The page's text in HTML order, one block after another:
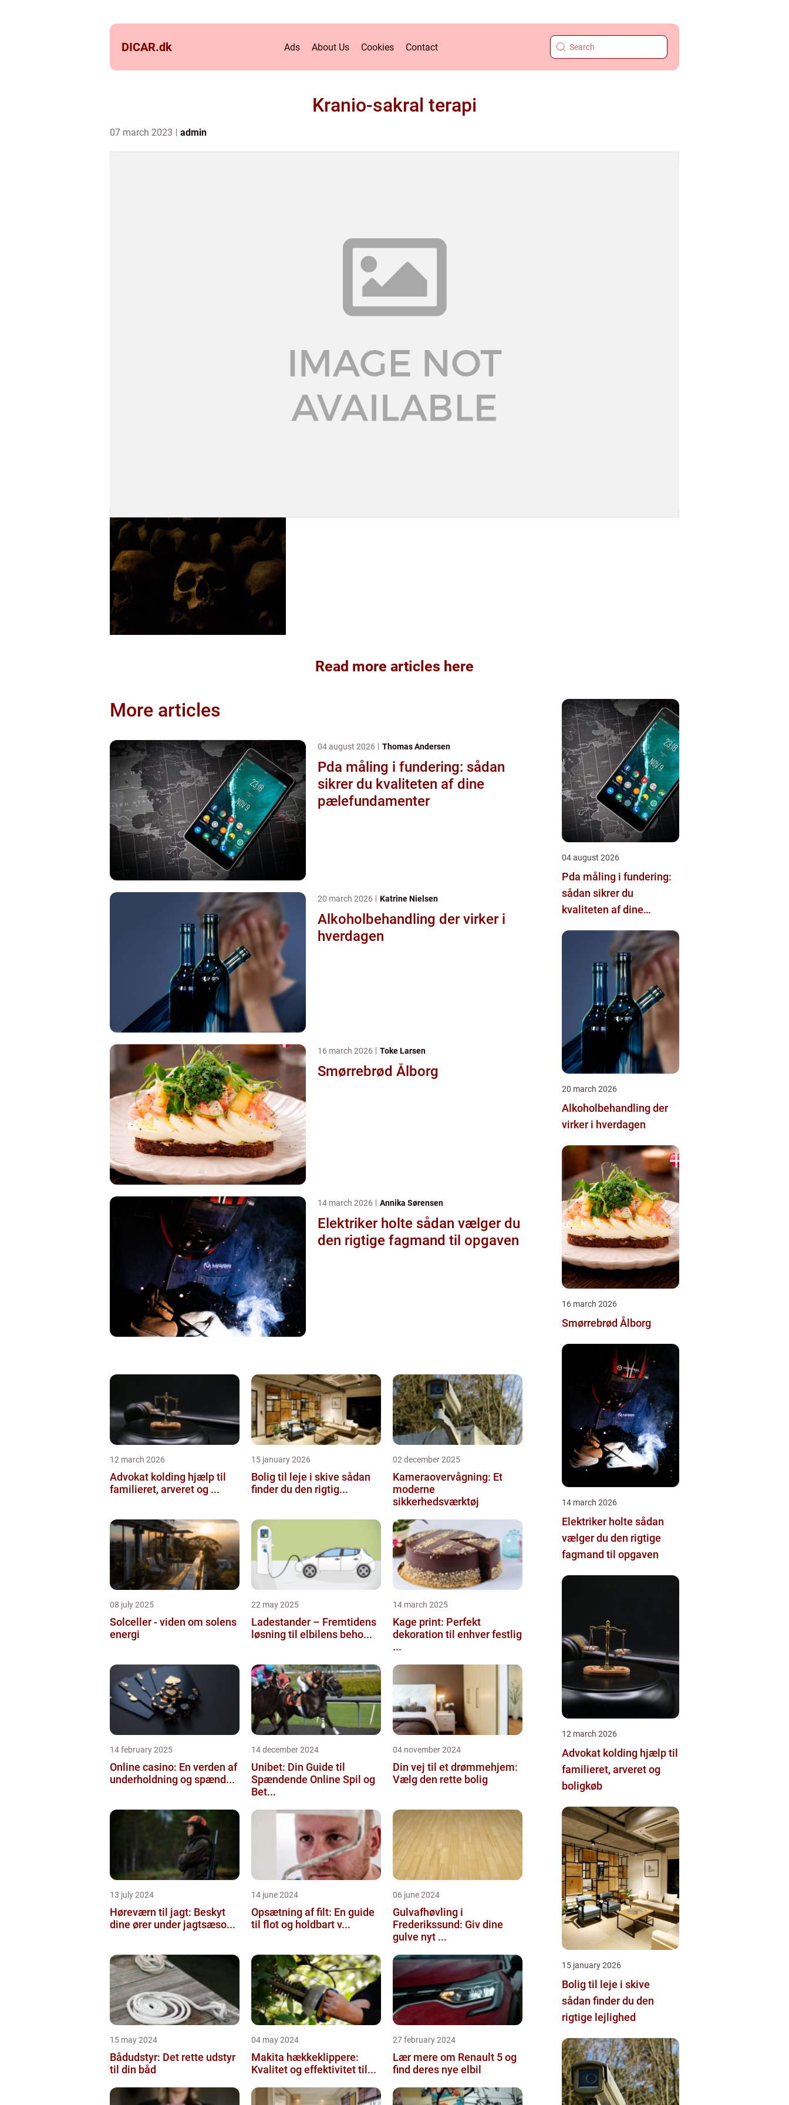
DICAR.dk Ads About Us Cookies Contact
Kranio-sakral terapi
07 march 2023 admin
Read more articles here
More articles
04 august 2026 Thomas Andersen
Pda måling i fundering: sådan
sikrer du kvaliteten af dine
pælefundamenter
20 march 2026 Katrine Nielsen
Alkoholbehandling der virker i
hverdagen
16 march 2026 Toke Larsen
Smørrebrød Ålborg
14 march 2026 Annika Sørensen
Elektriker holte sådan vælger du
den rigtige fagmand til opgaven
12 march 2026
Advokat kolding hjælp til
familieret, arveret og ...
15 january 2026
Bolig til leje i skive sådan
finder du den rigtig...
02 december 2025
Kameraovervågning: Et
moderne
sikkerhedsværktøj
08 july 2025
Solceller - viden om solens
energi
22 may 2025
Ladestander – Fremtidens
løsning til elbilens beho...
14 march 2025
Kage print: Perfekt
dekoration til enhver festlig
...
14 february 2025
Online casino: En verden af
underholdning og spænd...
14 december 2024
Unibet: Din Guide til
Spændende Online Spil og
Bet...
04 november 2024
Din vej til et drømmehjem:
Vælg den rette bolig
13 july 2024
Høreværn til jagt: Beskyt
dine ører under jagtsæso...
14 june 2024
Opsætning af filt: En guide
til flot og holdbart v...
06 june 2024
Gulvafhøvling i
Frederikssund: Giv dine
gulve nyt ...
15 may 2024
Bådudstyr: Det rette udstyr
til din båd
04 may 2024
Makita hækkeklippere:
Kvalitet og effektivitet til...
27 february 2024
Lær mere om Renault 5 og
find deres nye elbil
04 august 2026
Pda måling i fundering:
sådan sikrer du
kvaliteten af dine
20 march 2026
Alkoholbehandling der
virker i hverdagen
16 march 2026
Smørrebrød Ålborg
14 march 2026
Elektriker holte sådan
vælger du den rigtige
fagmand til opgaven
12 march 2026
Advokat kolding hjælp til
familieret, arveret og
boligkøb
15 january 2026
Bolig til leje i skive
sådan finder du den
rigtige lejlighed